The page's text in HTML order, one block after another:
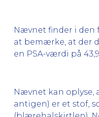
Nævnet finder i den
at bemærke, at der
en PSA-værdi på 43,9.
Nævnet kan oplyse,
antigen) er et stof,